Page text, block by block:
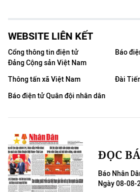
WEBSITE LIÊN KẾT
Cổng thông tin điện tử
Đảng Cộng sản Việt Nam
Báo
Thông tấn xã Việt Nam
Đài
Báo điện tử Quân đội nhân dân
ĐỌC
Báo Nhân
Ngày 08-08-